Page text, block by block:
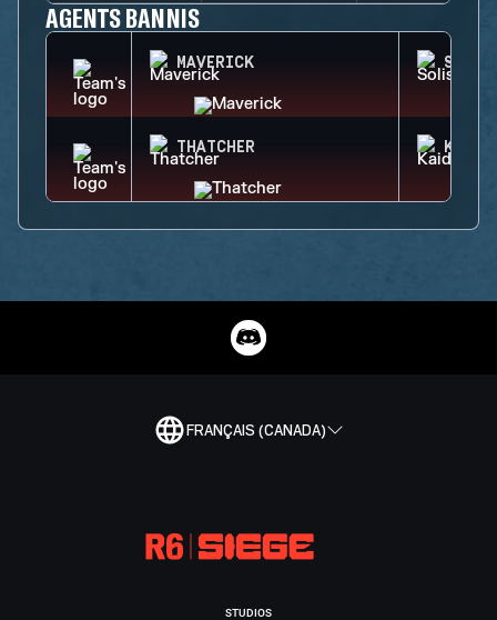
AGENTS BANNIS
MAVERICK SOLIS
THATCHER KAID
FRANÇAIS (CANADA)
STUDIOS